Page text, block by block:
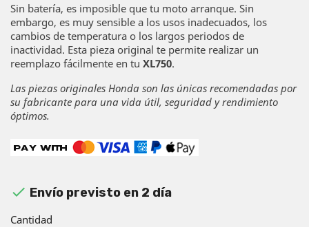
Sin batería, es imposible que tu moto arranque. Sin
embargo, es muy sensible a los usos inadecuados, los
cambios de temperatura o los largos periodos de
inactividad. Esta pieza original te permite realizar un
reemplazo fácilmente en tu XL750.
Las piezas originales Honda son las únicas recomendadas por
su fabricante para una vida útil, seguridad y rendimiento
óptimos.
 Envío previsto en 2 día
Cantidad